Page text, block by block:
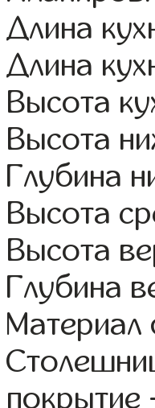
Длина
Длина
Высота
Высота
Глубина
Высота
Высота
Глубина
покрытие